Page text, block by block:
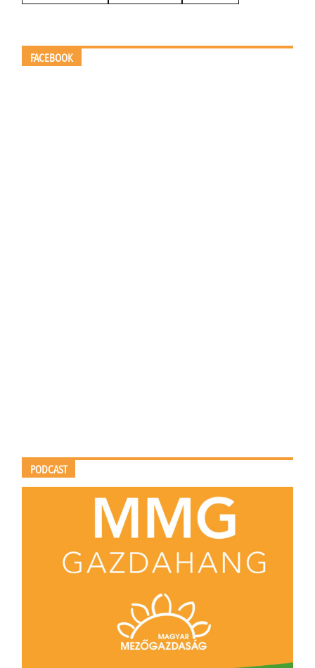
FACEBOOK
PODCAST